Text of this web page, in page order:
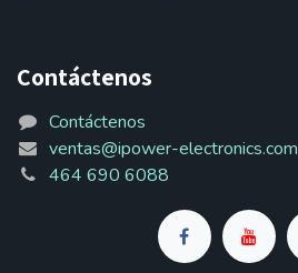
Contáctenos
Contáctenos
ventas@ipower-electronics.com
464 690 6088